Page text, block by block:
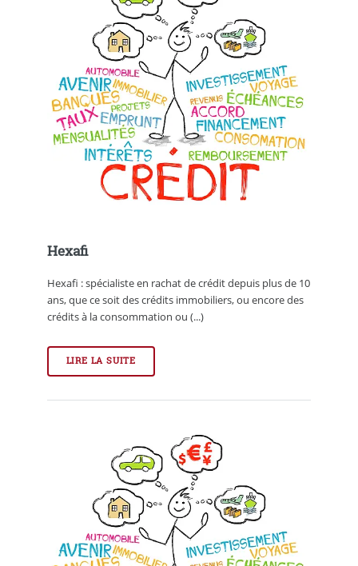
Hexafi
Hexafi : spécialiste en rachat de crédit depuis plus de 10
ans, que ce soit des crédits immobiliers, ou encore des
crédits à la consommation ou (...)
LIRE LA SUITE